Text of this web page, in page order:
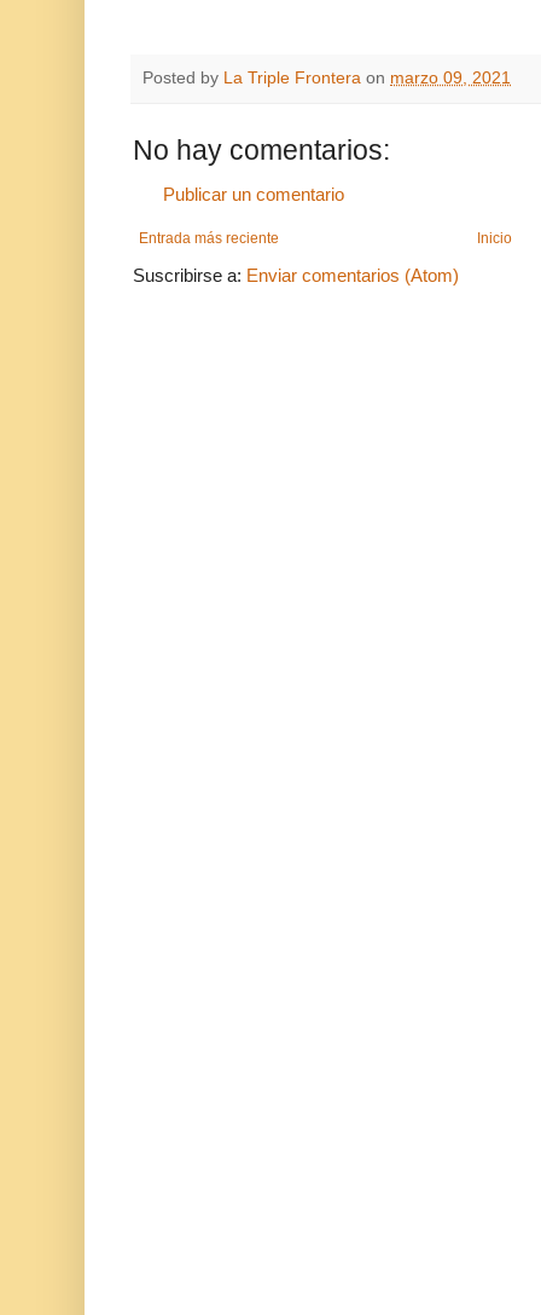
Posted by La Triple Frontera on marzo 09, 2021
No hay comentarios:
Publicar un comentario
Entrada más reciente Inicio
Suscribirse a: Enviar comentarios (Atom)